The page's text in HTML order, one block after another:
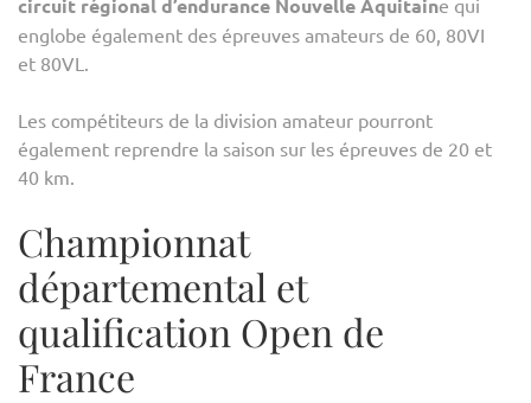
circuit régional d’endurance Nouvelle Aquitain
englobe également des épreuves amateurs de 60, 80VI
et 80VL.
Les compétiteurs de la division amateur pourront
également reprendre la saison sur les épreuves de 20 et
40 km.
Championnat
départemental et
qualification Open de
France